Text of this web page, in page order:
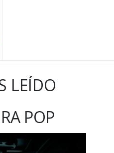
LEÍDO
POP